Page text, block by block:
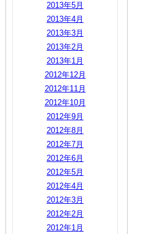
2013年5月
2013年4月
2013年3月
2013年2月
2013年1月
2012年12月
2012年11月
2012年10月
2012年9月
2012年8月
2012年7月
2012年6月
2012年5月
2012年4月
2012年3月
2012年2月
2012年1月